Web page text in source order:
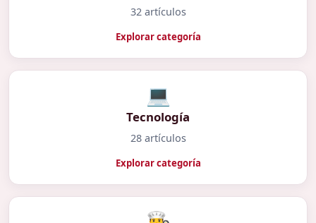
32 artículos
Explorar categoría
💻
Tecnología
28 artículos
Explorar categoría